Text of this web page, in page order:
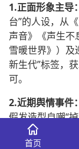
1.正面形象主导：
台”的人设，从
声音》《声生不
雪暖世界》）及
新生代”标签，
可。
2.近期舆情事件：
假发造型自嘲“
非塌房式翻车
月底《闪光的
首页